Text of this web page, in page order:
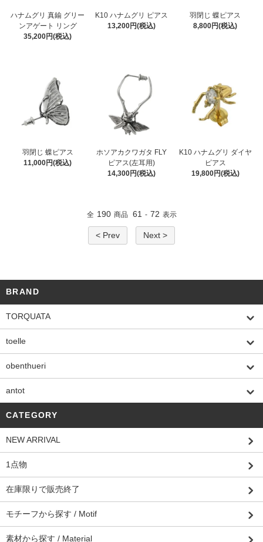
ハナムグリ 真鍮 グリー
ンアゲート リング
35,200円(税込)
K10 ハナムグリ ピアス
13,200円(税込)
羽閉じ 蝶ピアス
8,800円(税込)
羽閉じ 蝶ピアス
11,000円(税込)
ホソアカクワガタ FLY
ピアス(左耳用)
14,300円(税込)
K10 ハナムグリ ダイヤ
ピアス
19,800円(税込)
全 190 商品 61 - 72 表示
< Prev Next >
BRAND
TORQUATA
toelle
obenthueri
antot
CATEGORY
NEW ARRIVAL
1点物
在庫限りで販売終了
モチーフから探す / Motif
素材から探す / Material